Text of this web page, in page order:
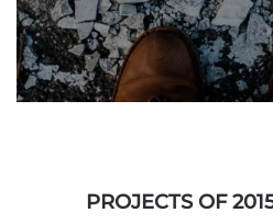
PROJECTS OF